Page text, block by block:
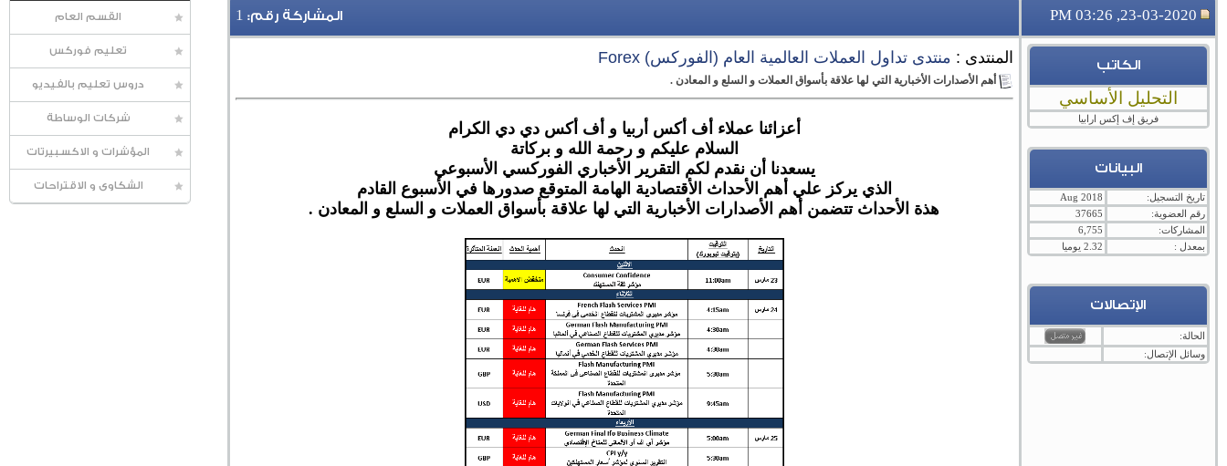
القسم العام
تعليم فوركس
دروس تعليم بالفيديو
شركات الوساطة
المؤشرات و الاكسبيرتات
الشكاوى و الاقتراحات
23-03-2020, 03:26 PM المشاركة رقم: 1
الكاتب
التحليل الأساسي
فريق إف إكس ارابيا
البيانات
تاريخ التسجيل:
Aug 2018
رقم العضوية:
37665
المشاركات:
6,755
بمعدل :
2.32 يوميا
الإتصالات
الحالة:
وسائل الإتصال:
المنتدى : منتدى تداول العملات العالمية العام (الفوركس) Forex
أهم الأصدارات الأخبارية التي لها علاقة بأسواق العملات و السلع و المعادن .
أعزائنا عملاء أف أكس أربيا و أف أكس دي دي الكرام
السلام عليكم و رحمة الله و بركاتة
يسعدنا أن نقدم لكم التقرير الأخباري الفوركسي الأسبوعي
الذي يركز علي أهم الأحداث الأقتصادية الهامة المتوقع صدورها في الأسبوع القادم
هذة الأحداث تتضمن أهم الأصدارات الأخبارية التي لها علاقة بأسواق العملات و السلع و المعادن .